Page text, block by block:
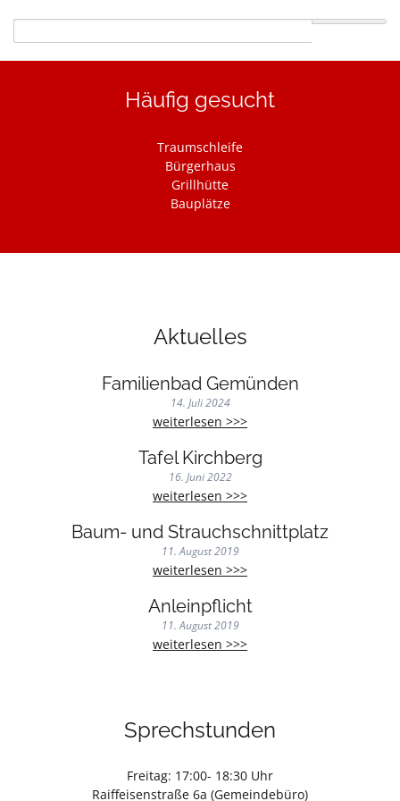
Häufig gesucht
Navigation
überspringen
Traumschleife
Bürgerhaus
Grillhütte
Bauplätze
Aktuelles
Familienbad Gemünden
14. Juli 2024
weiterlesen >>>Familienbad
Tafel Kirchberg
16. Juni 2022
weiterlesen >>>Tafel
Baum- und Strauchschnittplatz
11. August 2019
weiterlesen >>>Baum-
Strauchschnittplatz
Anleinpflicht
11. August 2019
weiterlesen >>>Anleinpflicht
Sprechstunden
Freitag: 17:00- 18:30 Uhr
Raiffeisenstraße 6a (Gemeindebüro)